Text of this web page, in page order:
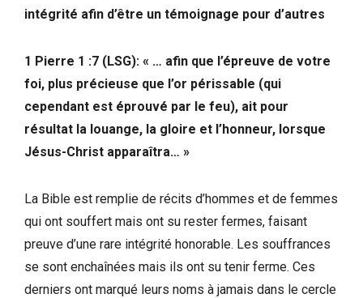
intégrité afin d’être un témoignage pour d’autres
1 Pierre 1 :7 (LSG): « … afin que l’épreuve de votre
foi, plus précieuse que l’or périssable (qui
cependant est éprouvé par le feu), ait pour
résultat la louange, la gloire et l’honneur, lorsque
Jésus-Christ apparaîtra… »
La Bible est remplie de récits d’hommes et de femmes
qui ont souffert mais ont su rester fermes, faisant
preuve d’une rare intégrité honorable. Les souffrances
se sont enchaînées mais ils ont su tenir ferme. Ces
derniers ont marqué leurs noms à jamais dans le cercle